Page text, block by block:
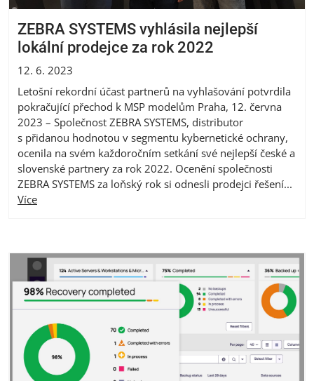
ZEBRA SYSTEMS vyhlásila nejlepší
lokální prodejce za rok 2022
12. 6. 2023
Letošní rekordní účast partnerů na vyhlašování potvrdila
pokračující přechod k MSP modelům Praha, 12. června
2023 – Společnost ZEBRA SYSTEMS, distributor
s přidanou hodnotou v segmentu kybernetické ochrany,
ocenila na svém každoročním setkání své nejlepší české a
slovenské partnery za rok 2022. Ocenění společnosti
ZEBRA SYSTEMS za loňský rok si odnesli prodejci řešení...
Více